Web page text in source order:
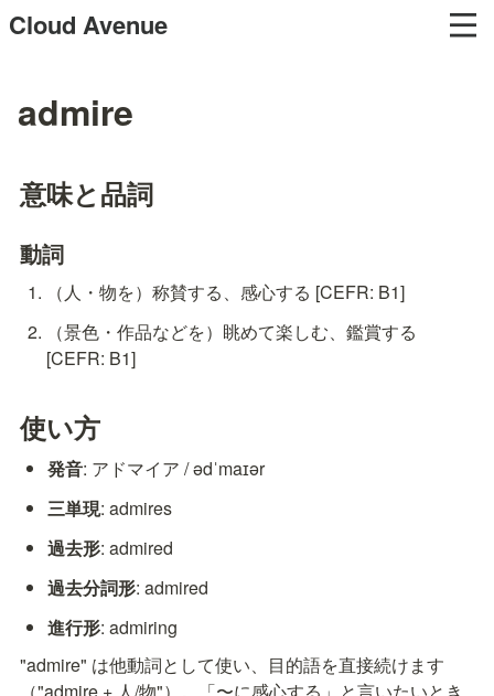
Cloud Avenue
admire
意味と品詞
動詞
（人・物を）称賛する、感心する [CEFR: B1]
（景色・作品などを）眺めて楽しむ、鑑賞する
[CEFR: B1]
使い方
発音: アドマイア / ədˈmaɪər
三単現: admires
過去形: admired
過去分詞形: admired
進行形: admiring
"admire" は他動詞として使い、目的語を直接続けます